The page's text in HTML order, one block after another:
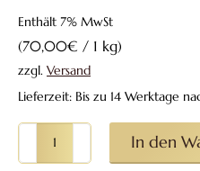
Enthält 7% MwSt
(70,00€ / 1 kg)
zzgl. Versand
Lieferzeit: Bis zu 14 Werktage
aus
In den